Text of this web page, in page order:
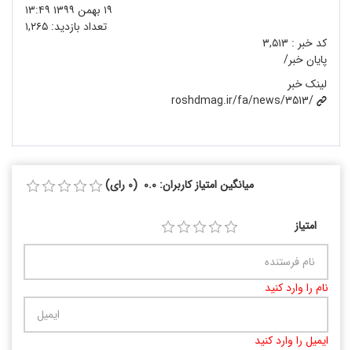
۱۹ بهمن ۱۳۹۹
۱۳:۴۹
تعداد بازدید: ۱,۲۶۵
کد خبر : ۳,۵۱۳
پایان خبر/
لینک خبر
roshdmag.ir/fa/news/3513/
میانگین امتیاز کاربران: 0.0 (0 رای)
امتیاز
نام را وارد کنید
ایمیل را وارد کنید